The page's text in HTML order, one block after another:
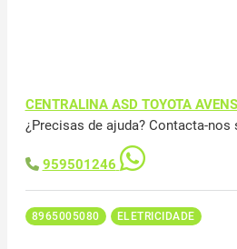
CENTRALINA ASD TOYOTA
¿Precisas de ajuda? Contacta-
959501246
8965005080 ELETRICIDADE